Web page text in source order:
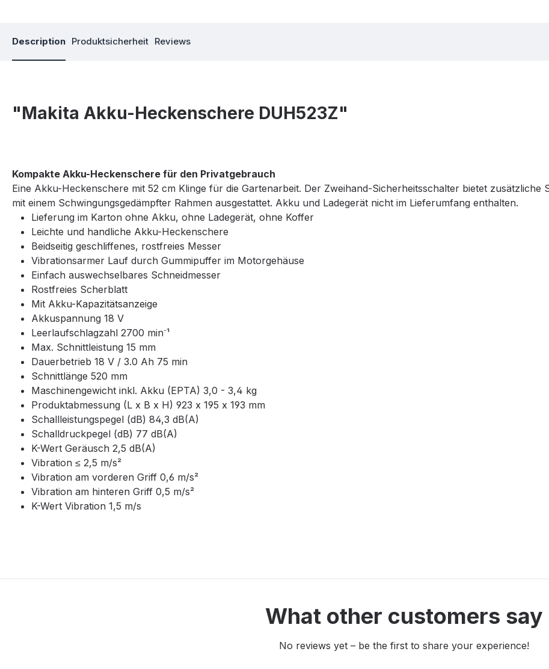
Description Produktsicherheit Reviews
"Makita Akku-Heckenschere DUH523Z"
Kompakte Akku-Heckenschere für den Privatgebrauch
Eine Akku-Heckenschere mit 52 cm Klinge für die Gartenarbeit. Der Zweihand-Sicherheitsschalter bietet zusätzliche
mit einem Schwingungsgedämpfter Rahmen ausgestattet. Akku und Ladegerät nicht im Lieferumfang enthalten.
Lieferung im Karton ohne Akku, ohne Ladegerät, ohne Koffer
Leichte und handliche Akku-Heckenschere
Beidseitig geschliffenes, rostfreies Messer
Vibrationsarmer Lauf durch Gummipuffer im Motorgehäuse
Einfach auswechselbares Schneidmesser
Rostfreies Scherblatt
Mit Akku-Kapazitätsanzeige
Akkuspannung 18 V
Leerlaufschlagzahl 2700 min⁻¹
Max. Schnittleistung 15 mm
Dauerbetrieb 18 V / 3.0 Ah 75 min
Schnittlänge 520 mm
Maschinengewicht inkl. Akku (EPTA) 3,0 - 3,4 kg
Produktabmessung (L x B x H) 923 x 195 x 193 mm
Schallleistungspegel (dB) 84,3 dB(A)
Schalldruckpegel (dB) 77 dB(A)
K-Wert Geräusch 2,5 dB(A)
Vibration ≤ 2,5 m/s²
Vibration am vorderen Griff 0,6 m/s²
Vibration am hinteren Griff 0,5 m/s²
K-Wert Vibration 1,5 m/s
What other customers say
No reviews yet – be the first to share your experience!